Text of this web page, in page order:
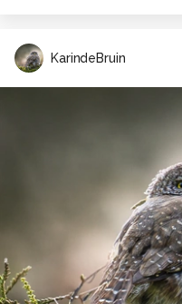
KarindeBruin